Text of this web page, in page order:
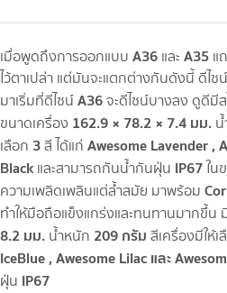
เมื่อพูดถึงการออกแบบ A36 และ A35 แ
ไว้ตาเปล่า แต่มันจะแตกต่างกันดังนี้ ดีไ
มาเริ่มที่ดีไซน์A36จะดีไซน์บางลง ดูดีมี
ขนาดเครื่อง 162.9 × 78.2 × 7.4 มม.
เลือก 3สี ได้แก่ Awesome Lavender ,
Blackและสามารถกันน้ำกันฝุ่น IP67ใน
ความเพลิดเพลินแต่ล้ำสมัย มาพร้อม
ทำให้มือถือแข็งแกร่งและทนทานมากขึ้น
8.2 มม. น้ำหนัก 209 กรัม สีเครื่องมีให้เ
IceBlue , Awesome Lilac และ
ฝุ่น IP67